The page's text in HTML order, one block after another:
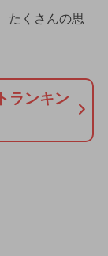
たくさんの思
ランキン